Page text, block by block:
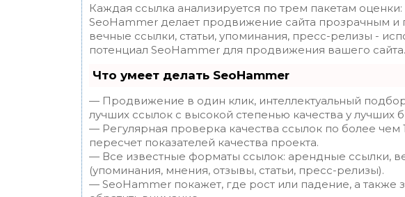
Каждая ссылка анализируется по трем пакетам оценки:
SeoHammer делает продвижение сайта прозрачным и
вечные ссылки, статьи, упоминания, пресс-релизы -
потенциал SeoHammer для продвижения вашего сайта.
Что умеет делать SeoHammer
— Продвижение в один клик, интеллектуальный
лучших ссылок с высокой степенью качества у лучших
— Регулярная проверка качества ссылок по более
пересчет показателей качества проекта.
— Все известные форматы ссылок: арендные ссылки,
(упоминания, мнения, отзывы, статьи, пресс-релизы).
— SeoHammer покажет, где рост или падение, а также